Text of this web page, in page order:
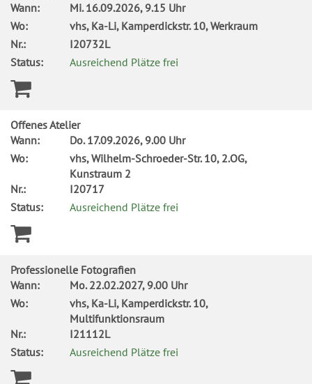
Wann:
Mi.16.09.2026, 9.15 Uhr
Wo:
vhs, Ka-Li, Kamperdickstr. 10, Werkraum
Nr.:
I20732L
Status:
Ausreichend Plätze frei
Offenes Atelier
Wann:
Do.17.09.2026, 9.00 Uhr
Wo:
vhs, Wilhelm-Schroeder-Str. 10, 2.OG,
Kunstraum 2
Nr.:
I20717
Status:
Ausreichend Plätze frei
Professionelle Fotografien
Wann:
Mo.22.02.2027, 9.00 Uhr
Wo:
vhs, Ka-Li, Kamperdickstr. 10,
Multifunktionsraum
Nr.:
I21112L
Status:
Ausreichend Plätze frei